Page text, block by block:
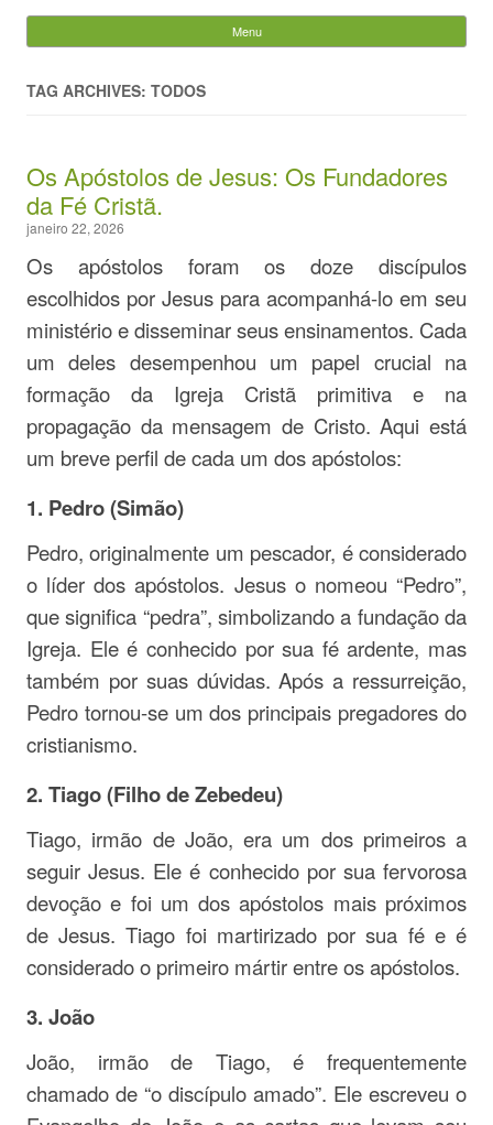
Evandro Legramonte
Menu
TAG ARCHIVES: TODOS
Os Apóstolos de Jesus: Os Fundadores
da Fé Cristã.
janeiro 22, 2026
Os apóstolos foram os doze discípulos
escolhidos por Jesus para acompanhá-lo em seu
ministério e disseminar seus ensinamentos. Cada
um deles desempenhou um papel crucial na
formação da Igreja Cristã primitiva e na
propagação da mensagem de Cristo. Aqui está
um breve perfil de cada um dos apóstolos:
1. Pedro (Simão)
Pedro, originalmente um pescador, é considerado
o líder dos apóstolos. Jesus o nomeou “Pedro”,
que significa “pedra”, simbolizando a fundação da
Igreja. Ele é conhecido por sua fé ardente, mas
também por suas dúvidas. Após a ressurreição,
Pedro tornou-se um dos principais pregadores do
cristianismo.
2. Tiago (Filho de Zebedeu)
Tiago, irmão de João, era um dos primeiros a
seguir Jesus. Ele é conhecido por sua fervorosa
devoção e foi um dos apóstolos mais próximos
de Jesus. Tiago foi martirizado por sua fé e é
considerado o primeiro mártir entre os apóstolos.
3. João
João, irmão de Tiago, é frequentemente
chamado de “o discípulo amado”. Ele escreveu o